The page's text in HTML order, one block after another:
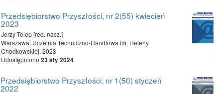
Przedsiębiorstwo Przyszłości, nr 2(55) kwiecień
2023
Jerzy Telep [red. nacz.]
Warszawa: Uczelnia Techniczno-Handlowa im. Heleny
Chodkowskiej, 2023
Udostępniono 23 sty 2024
Przedsiębiorstwo Przyszłości, nr 1(50) styczeń
2022